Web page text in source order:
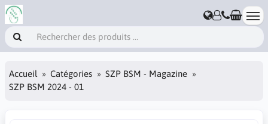
Accueil Catégories
SZP BSM - Magazine
SZP BSM 2024 - 01